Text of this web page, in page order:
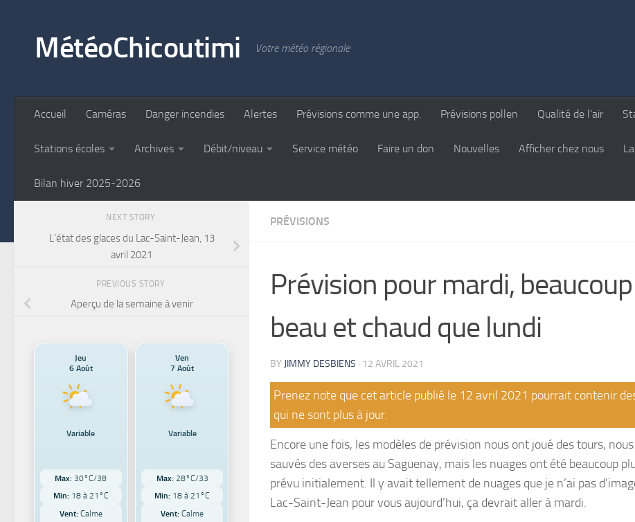
MétéoChicoutimi Votre météo régionale
Accueil Caméras Danger incendies Alertes Prévisions comme une app. Prévisions pollen Qualité de l’air
Stations écoles Archives Débit/niveau Service météo Faire un don Nouvelles Afficher chez nous
Bilan hiver 2025-2026
PRÉVISIONS
Prévision pour mardi,
beau et chaud que lundi
BY JIMMY DESBIENS · 12 AVRIL 2021
Prenez note que cet article publié le 12 avril 2021 pourrait contenir
qui ne sont plus à jour.
Encore une fois, les modèles de prévision nous ont joué des tours,
sauvés des averses au Saguenay, mais les nuages ont été beaucoup
prévu initialement. Il y avait tellement de nuages que je n’ai pas
Lac-Saint-Jean pour vous aujourd’hui, ça devrait aller à mardi.
NEXT STORY
L’état des glaces du Lac-Saint-Jean, 13
avril 2021
PREVIOUS STORY
Aperçu de la semaine à venir
Jeu
6 Août
Variable
Max: 30°C/38
Min: 18 à 21°C
Vent:Calme
Ven
7 Août
Variable
Max: 28°C/33
Min: 18 à 21°C
Vent: Calme